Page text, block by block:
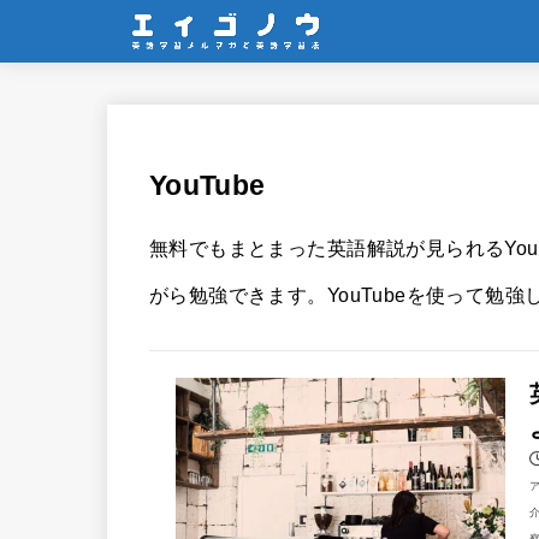
YouTube
無料でもまとまった英語解説が見られる
がら勉強できます。YouTubeを使って勉強